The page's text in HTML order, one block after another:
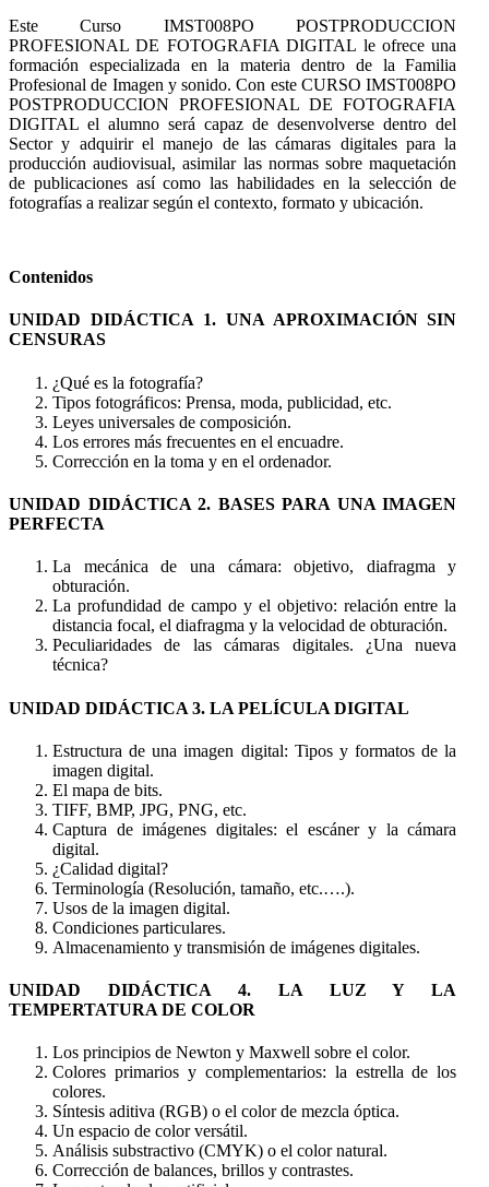
Este Curso IMST008PO POSTPRODUCCION
PROFESIONAL DE FOTOGRAFIA DIGITAL le ofrece una
formación especializada en la materia dentro de la Familia
Profesional de Imagen y sonido. Con este CURSO IMST008PO
POSTPRODUCCION PROFESIONAL DE FOTOGRAFIA
DIGITAL el alumno será capaz de desenvolverse dentro del
Sector y adquirir el manejo de las cámaras digitales para la
producción audiovisual, asimilar las normas sobre maquetación
de publicaciones así como las habilidades en la selección de
fotografías a realizar según el contexto, formato y ubicación.
Contenidos
UNIDAD DIDÁCTICA 1. UNA APROXIMACIÓN SIN
CENSURAS
¿Qué es la fotografía?
Tipos fotográficos: Prensa, moda, publicidad, etc.
Leyes universales de composición.
Los errores más frecuentes en el encuadre.
Corrección en la toma y en el ordenador.
UNIDAD DIDÁCTICA 2. BASES PARA UNA IMAGEN
PERFECTA
La mecánica de una cámara: objetivo, diafragma y
obturación.
La profundidad de campo y el objetivo: relación entre la
distancia focal, el diafragma y la velocidad de obturación.
Peculiaridades de las cámaras digitales. ¿Una nueva
técnica?
UNIDAD DIDÁCTICA 3. LA PELÍCULA DIGITAL
Estructura de una imagen digital: Tipos y formatos de la
imagen digital.
El mapa de bits.
TIFF, BMP, JPG, PNG, etc.
Captura de imágenes digitales: el escáner y la cámara
digital.
¿Calidad digital?
Terminología (Resolución, tamaño, etc.….).
Usos de la imagen digital.
Condiciones particulares.
Almacenamiento y transmisión de imágenes digitales.
UNIDAD DIDÁCTICA 4. LA LUZ Y LA
TEMPERTATURA DE COLOR
Los principios de Newton y Maxwell sobre el color.
Colores primarios y complementarios: la estrella de los
colores.
Síntesis aditiva (RGB) o el color de mezcla óptica.
Un espacio de color versátil.
Análisis substractivo (CMYK) o el color natural.
Corrección de balances, brillos y contrastes.